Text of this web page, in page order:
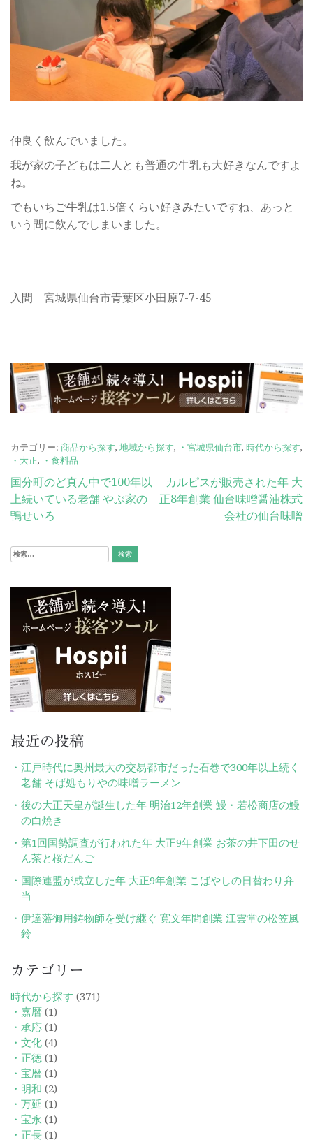
仲良く飲んでいました。
我が家の子どもは二人とも普通の牛乳も大好きなんですよ
ね。
でもいちご牛乳は1.5倍くらい好きみたいですね、あっと
いう間に飲んでしまいました。
入間 宮城県仙台市青葉区小田原7-7-45
カテゴリー: 商品から探す, 地域から探す, ・宮城県仙台市, 時代から探す,
・大正, ・食料品
投
稿
ビ
ー
シ
ョ
ン
国分町のど真ん中で100年以
上続いている老舗 やぶ家の
鴨せいろ
カルピスが販売された年 大
正8年創業 仙台味噌醤油株式
会社の仙台味噌
検
最近の投稿
江戸時代に奥州最大の交易都市だった石巻で300年以上続く
老舗 そば処もりやの味噌ラーメン
後の大正天皇が誕生した年 明治12年創業 鰻・若松商店の鰻
の白焼き
第1回国勢調査が行われた年 大正9年創業 お茶の井下田のせ
ん茶と桜だんご
国際連盟が成立した年 大正9年創業 こばやしの日替わり弁
当
伊達藩御用鋳物師を受け継ぐ 寛文年間創業 江雲堂の松笠風
鈴
カテゴリー
時代から探す (371)
・嘉暦 (1)
・承応 (1)
・文化 (4)
・正徳 (1)
・宝暦 (1)
・明和 (2)
・万延 (1)
・宝永 (1)
・正長 (1)